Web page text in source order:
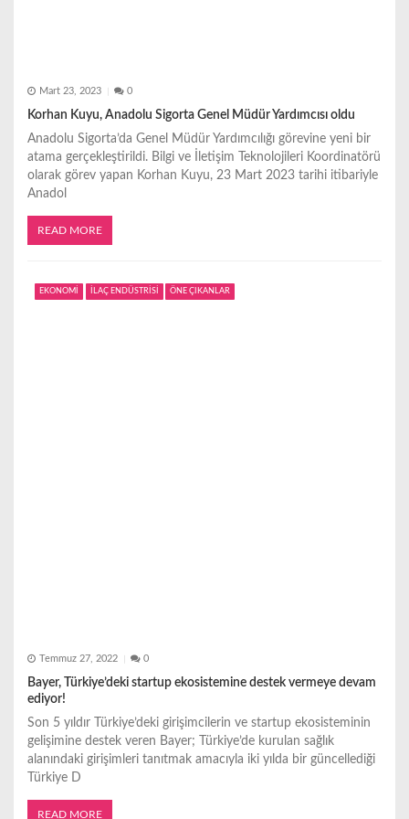
Mart 23, 2023 0
Korhan Kuyu, Anadolu Sigorta Genel Müdür Yardımcısı oldu
Anadolu Sigorta’da Genel Müdür Yardımcılığı görevine yeni bir
atama gerçekleştirildi. Bilgi ve İletişim Teknolojileri Koordinatörü
olarak görev yapan Korhan Kuyu, 23 Mart 2023 tarihi itibariyle
Anadol
READ MORE
EKONOMİ İLAÇ ENDÜSTRİSİ ÖNE ÇIKANLAR
Temmuz 27, 2022 0
Bayer, Türkiye’deki startup ekosistemine destek vermeye devam
ediyor!
Son 5 yıldır Türkiye’deki girişimcilerin ve startup ekosisteminin
gelişimine destek veren Bayer; Türkiye’de kurulan sağlık
alanındaki girişimleri tanıtmak amacıyla iki yılda bir güncellediği
Türkiye D
READ MORE